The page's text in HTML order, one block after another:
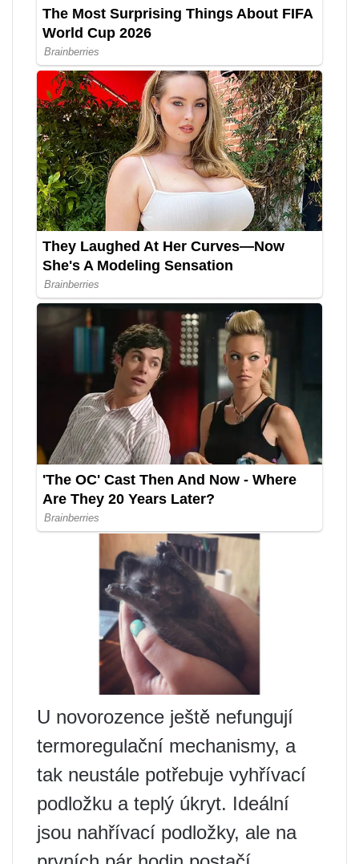
U novorozence ještě nefungují
termoregulační mechanismy, a
tak neustále potřebuje vyhřívací
podložku a teplý úkryt. Ideální
jsou nahřívací podložky, ale na